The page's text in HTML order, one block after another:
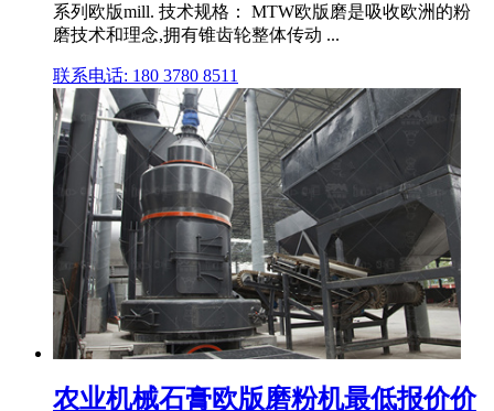
系列欧版mill. 技术规格： MTW欧版磨是吸收欧洲的粉
磨技术和理念,拥有锥齿轮整体传动 ...
联系电话: 180 3780 8511
农业机械石膏欧版磨粉机最低报价价